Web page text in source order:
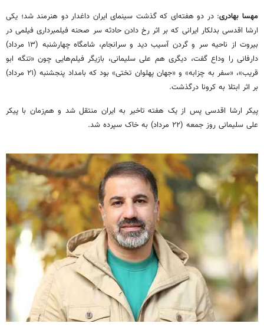
مهسا بهادری: در دو هفته‌ای که گذشت سینمای ایران داغدار دو هنرمند شد؛ یکی
ارشا اقدسی بدلکار ایرانی که بر اثر رخ دادن حادثه سر صحنه فیلمبرداری فیلمی در
بیروت از ناحیه سر و گردن آسیب دید و سرانجام، شامگاه چهارشنبه (۱۳ مرداد)
دارفانی را وداع گفت، دیگری هم علی سلیمانی، بازیگر فیلم‌هایی چون «تنگه ابو
قریب»، «سفر به چزابه» و «جهان پهلوان تختی» بود که بامداد پنجشنبه (۲۱ مرداد)
بر اثر ابتلا به کرونا درگذشت.
پیکر ارشا اقدسی پس از یک هفته تاخیر به ایران منتقل شد و هم‌زمان با پیکر
علی سلیمانی روز جمعه (۲۲ مرداد) به خاک سپرده شد.